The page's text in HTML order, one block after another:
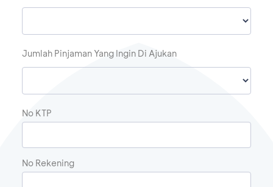
Jumlah Pinjaman Yang Ingin Di Ajukan
No KTP
No Rekening